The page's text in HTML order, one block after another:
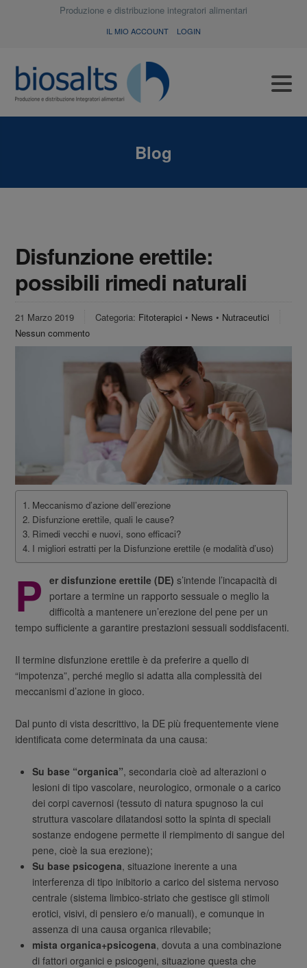
Produzione e distribuzione integratori alimentari
IL MIO ACCOUNT LOGIN
Blog
Disfunzione erettile:
possibili rimedi naturali
21 Marzo 2019 Categoria: Fitoterapici • News • Nutraceutici
Nessun commento
Meccanismo d’azione dell’erezione
Disfunzione erettile, quali le cause?
Rimedi vecchi e nuovi, sono efficaci?
I migliori estratti per la Disfunzione erettile (e modalità d’uso)
P er disfunzione erettile (DE) s’intende l’incapacità di
portare a termine un rapporto sessuale o meglio la
difficoltà a mantenere un’erezione del pene per un
tempo sufficiente a garantire prestazioni sessuali soddisfacenti.
Il termine disfunzione erettile è da preferire a quello di
“impotenza”, perché meglio si adatta alla complessità dei
meccanismi d’azione in gioco.
Dal punto di vista descrittivo, la DE più frequentemente viene
identificata come determinata da una causa:
Su base “organica”, secondaria cioè ad alterazioni o
lesioni di tipo vascolare, neurologico, ormonale o a carico
dei corpi cavernosi (tessuto di natura spugnoso la cui
struttura vascolare dilatandosi sotto la spinta di speciali
sostanze endogene permette il riempimento di sangue del
pene, cioè la sua erezione);
Su base psicogena, situazione inerente a una
interferenza di tipo inibitorio a carico del sistema nervoso
centrale (sistema limbico-striato che gestisce gli stimoli
erotici, visivi, di pensiero e/o manuali), e comunque in
assenza di una causa organica rilevabile;
mista organica+psicogena, dovuta a una combinazione
di fattori organici e psicogeni, situazione questa che